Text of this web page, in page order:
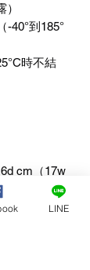
-40°到185°
時不結
cm （17w
3.63
LINE